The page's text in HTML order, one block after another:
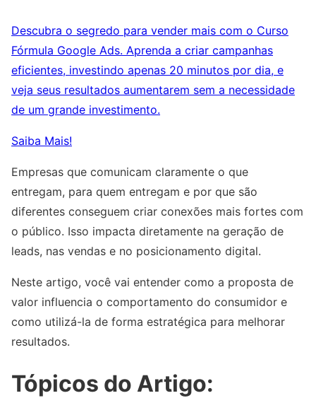
Descubra o segredo para vender mais com o Curso
Fórmula Google Ads. Aprenda a criar campanhas
eficientes, investindo apenas 20 minutos por dia, e
veja seus resultados aumentarem sem a necessidade
de um grande investimento.
Saiba Mais!
Empresas que comunicam claramente o que
entregam, para quem entregam e por que são
diferentes conseguem criar conexões mais fortes com
o público. Isso impacta diretamente na geração de
leads, nas vendas e no posicionamento digital.
Neste artigo, você vai entender como a proposta de
valor influencia o comportamento do consumidor e
como utilizá-la de forma estratégica para melhorar
resultados.
Tópicos do Artigo: